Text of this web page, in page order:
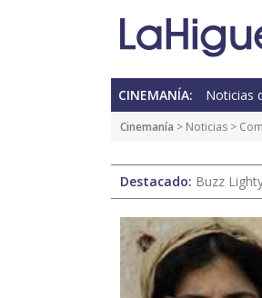
CINEMANÍA: Noticias
Cinemanía > Noticias >
Destacado: Buzz